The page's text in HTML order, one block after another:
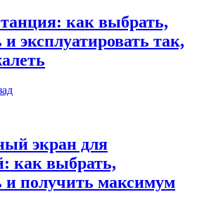
как выбрать,
и эксплуатировать так,
экран для
как выбрать,
и получить максимум